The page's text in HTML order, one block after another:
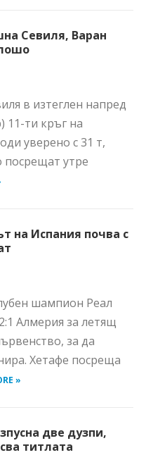
Севиля, Варан
в изтеглен напред
11-ти кръг на
уверено с 31 т,
посрещат утре
на Испания почва с
шампион Реал
Алмерия за летящ
за да
Хетафе посреща
»
две дузпи,
титлата